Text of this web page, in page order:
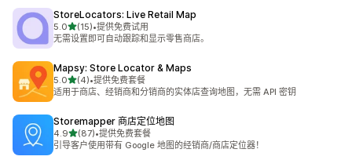
StoreLocators: Live Retail Map
5.0星（满分 5 星）
(15)
总共 15 条评论
•提供免费试用
无需设置即可自动跟踪和显示零售商店。
Mapsy: Store Locator & Maps
5.0星（满分 5 星）
(4)
总共 4 条评论
•提供免费套餐
适用于商店、经销商和分销商的实体店查询地图，无需 API 密钥
Storemapper 商店定位地图
4.9星（满分 5 星）
(87)
总共 87 条评论
•提供免费套餐
引导客户使用带有 Google 地图的经销商/商店定位器！